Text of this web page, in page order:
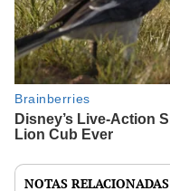
NOTAS RELACIONADAS